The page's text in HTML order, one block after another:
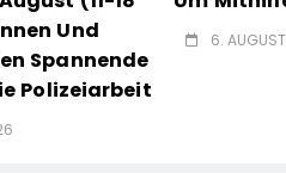
Und
Spannende
Polizeiarbeit
6.